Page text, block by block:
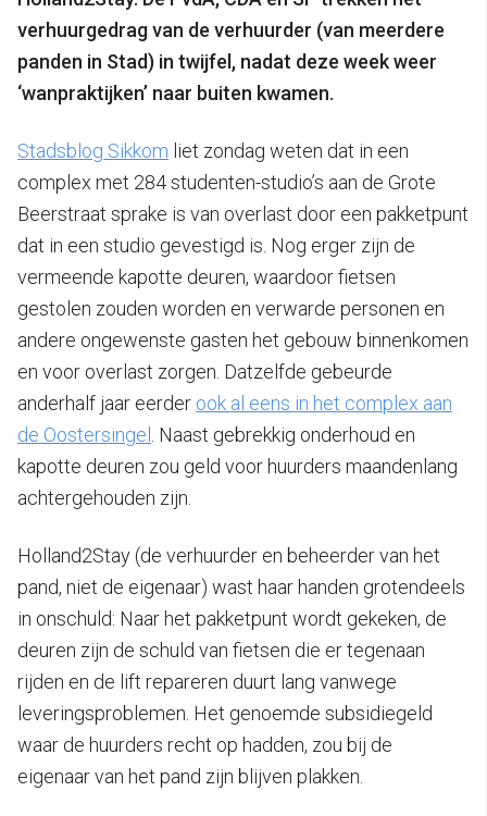
verhuurgedrag van de verhuurder (van meerdere
panden in Stad) in twijfel, nadat deze week weer
‘wanpraktijken’ naar buiten kwamen.
Stadsblog Sikkom liet zondag weten dat in een
complex met 284 studenten-studio’s aan de Grote
Beerstraat sprake is van overlast door een pakketpunt
dat in een studio gevestigd is. Nog erger zijn de
vermeende kapotte deuren, waardoor fietsen
gestolen zouden worden en verwarde personen en
andere ongewenste gasten het gebouw binnenkomen
en voor overlast zorgen. Datzelfde gebeurde
anderhalf jaar eerder ook al eens in het complex aan
de Oostersingel . Naast gebrekkig onderhoud en
kapotte deuren zou geld voor huurders maandenlang
achtergehouden zijn.
Holland2Stay (de verhuurder en beheerder van het
pand, niet de eigenaar) wast haar handen grotendeels
in onschuld: Naar het pakketpunt wordt gekeken, de
deuren zijn de schuld van fietsen die er tegenaan
rijden en de lift repareren duurt lang vanwege
leveringsproblemen. Het genoemde subsidiegeld
waar de huurders recht op hadden, zou bij de
eigenaar van het pand zijn blijven plakken.